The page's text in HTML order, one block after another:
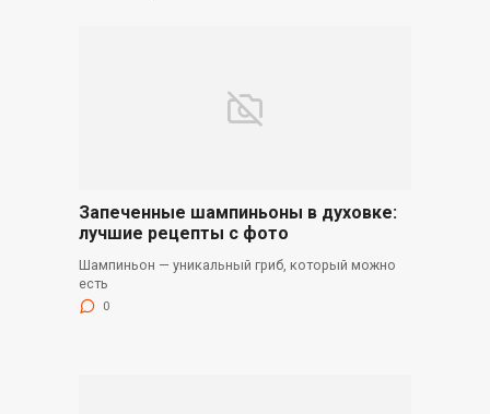
Запеченные шампиньоны в духовке:
лучшие рецепты с фото
Шампиньон — уникальный гриб, который можно
есть
0